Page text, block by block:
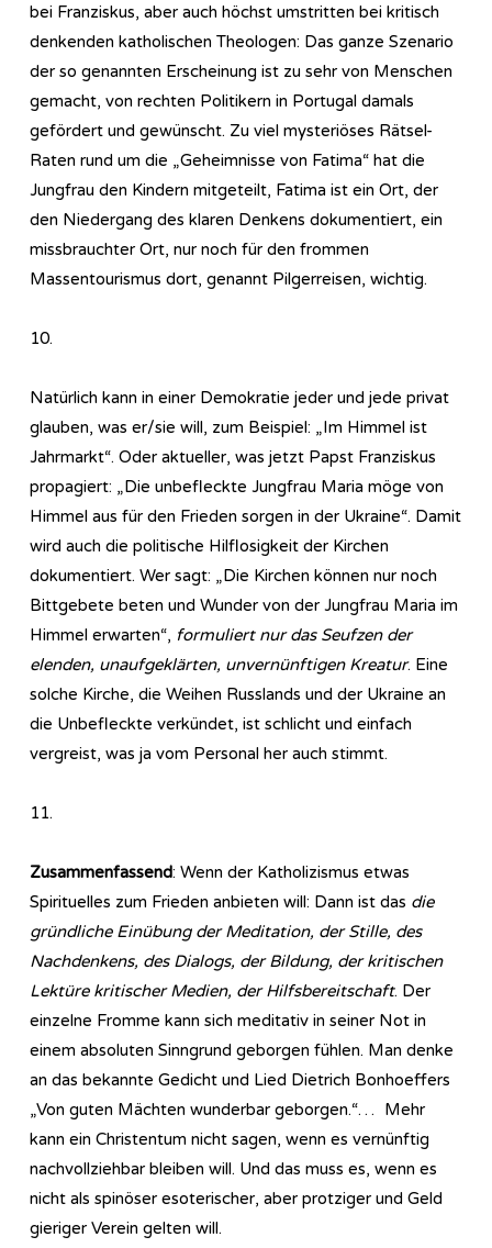
bei Franziskus, aber auch höchst umstritten bei kritisch
denkenden katholischen Theologen: Das ganze Szenario
der so genannten Erscheinung ist zu sehr von Menschen
gemacht, von rechten Politikern in Portugal damals
gefördert und gewünscht. Zu viel mysteriöses Rätsel-
Raten rund um die „Geheimnisse von Fatima“ hat die
Jungfrau den Kindern mitgeteilt, Fatima ist ein Ort, der
den Niedergang des klaren Denkens dokumentiert, ein
missbrauchter Ort, nur noch für den frommen
Massentourismus dort, genannt Pilgerreisen, wichtig.
10.
Natürlich kann in einer Demokratie jeder und jede privat
glauben, was er/sie will, zum Beispiel: „Im Himmel ist
Jahrmarkt“. Oder aktueller, was jetzt Papst Franziskus
propagiert: „Die unbefleckte Jungfrau Maria möge von
Himmel aus für den Frieden sorgen in der Ukraine“. Damit
wird auch die politische Hilflosigkeit der Kirchen
dokumentiert. Wer sagt: „Die Kirchen können nur noch
Bittgebete beten und Wunder von der Jungfrau Maria im
Himmel erwarten“, formuliert nur das Seufzen der
elenden, unaufgeklärten, unvernünftigen Kreatur. Eine
solche Kirche, die Weihen Russlands und der Ukraine an
die Unbefleckte verkündet, ist schlicht und einfach
vergreist, was ja vom Personal her auch stimmt.
11.
Zusammenfassend: Wenn der Katholizismus etwas
Spirituelles zum Frieden anbieten will: Dann ist das die
gründliche Einübung der Meditation, der Stille, des
Nachdenkens, des Dialogs, der Bildung, der kritischen
Lektüre kritischer Medien, der Hilfsbereitschaft. Der
einzelne Fromme kann sich meditativ in seiner Not in
einem absoluten Sinngrund geborgen fühlen. Man denke
an das bekannte Gedicht und Lied Dietrich Bonhoeffers
„Von guten Mächten wunderbar geborgen.“… Mehr
kann ein Christentum nicht sagen, wenn es vernünftig
nachvollziehbar bleiben will. Und das muss es, wenn es
nicht als spinöser esoterischer, aber protziger und Geld
gieriger Verein gelten will.